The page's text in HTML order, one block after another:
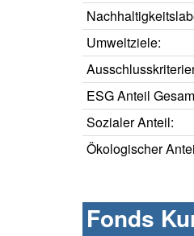
Umweltziele:
ESG Anteil
Sozialer Anteil:
Ökologischer
Fonds